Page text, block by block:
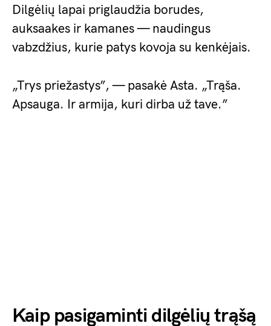
Dilgėlių lapai priglaudžia borudes,
auksaakes ir kamanes — naudingus
vabzdžius, kurie patys kovoja su kenkėjais.
„Trys priežastys”, — pasakė Asta. „Trąša.
Apsauga. Ir armija, kuri dirba už tave.”
Kaip pasigaminti dilgėlių trąšą